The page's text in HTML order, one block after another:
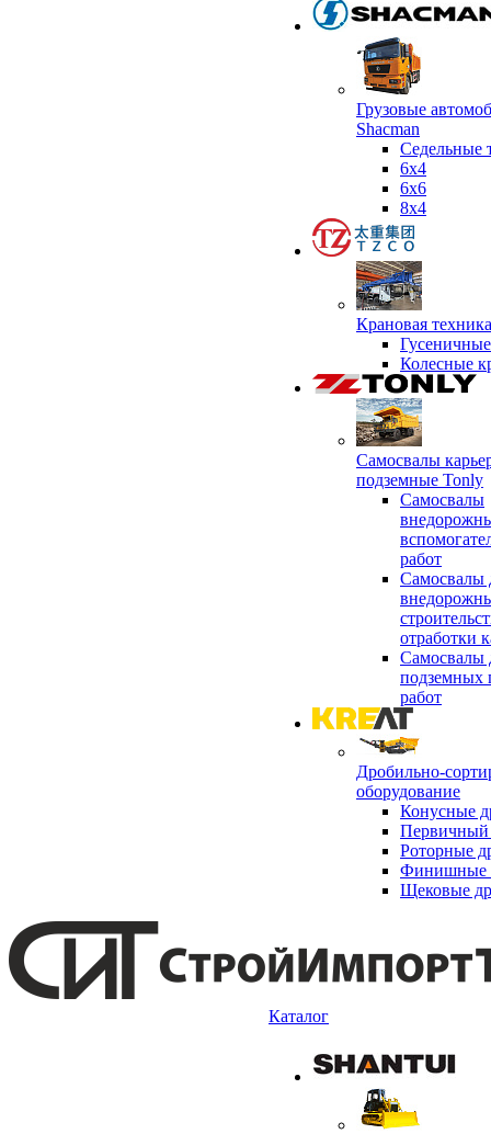
Грузовые
Shacman
Седельные
6х4
6x6
8x4
Крановая
Колесные
Самосвалы
подземные Tonly
Самосвалы
работ
Самосвалы
отработки
Самосвалы
подземных
работ
Дробильно-
оборудование
Конусные
Первичный
Роторные
Финишные
Щековые
Каталог